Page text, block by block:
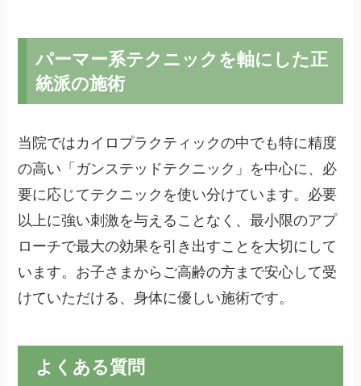
パーマー系テクニックを軸にした正
統派の施術
当院ではカイロプラクティックの中でも特に精度
の高い「ガンステッドテクニック」を中心に、必
要に応じてテクニックを使い分けています。必要
以上に強い刺激を与えることなく、最小限のアプ
ローチで最大の効果を引き出すことを大切にして
います。お子さまからご高齢の方まで安心して受
けていただける、身体に優しい施術です。
よくある質問